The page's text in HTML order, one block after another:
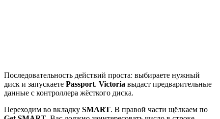
Последовательность действий проста: выбираете нужный
диск и запускаете Passport. Victoria выдаст предварительные
данные с контроллера жёсткого диска.
Переходим во вкладку SMART. В правой части щёлкаем по